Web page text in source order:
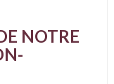
NOTRE